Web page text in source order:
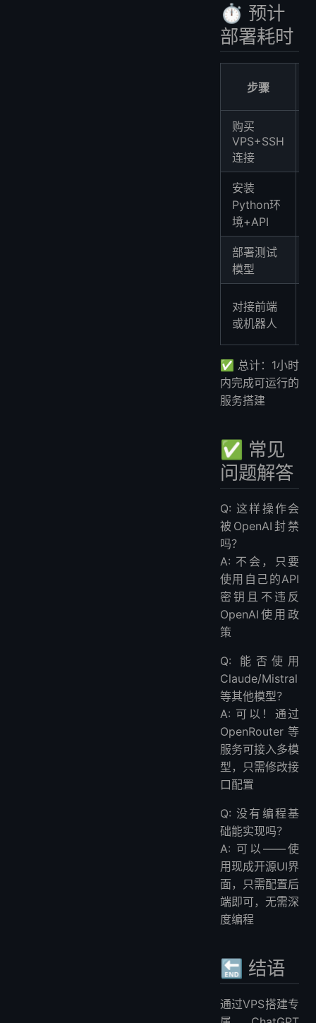
⏱️ 预计
部署耗时
步骤
购买
VPS+SSH
连接
安装
Python环
境+API
部署测试
模型
对接前端
或机器人
✅ 总计：1小时
内完成可运行的
服务搭建
✅ 常见
问题解答
Q: 这样操作会
被OpenAI封禁
吗？
A: 不会，只要
使用自己的API
密钥且不违反
OpenAI使用政
策
Q: 能否使用
Claude/Mistral
等其他模型？
A: 可以！通过
OpenRouter等
服务可接入多模
型，只需修改接
口配置
Q: 没有编程基
础能实现吗？
A: 可以——使
用现成开源UI界
面，只需配置后
端即可，无需深
度编程
🔚 结语
通过VPS搭建专